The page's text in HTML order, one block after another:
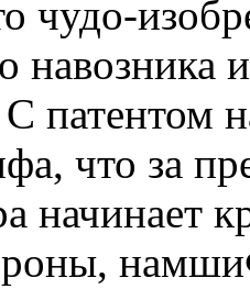
чудо-
С патентом
что за
начинает